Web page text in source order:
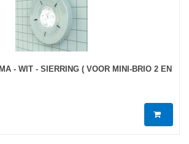
- WIT - SIERRING ( VOOR MINI-BRIO 2 EN